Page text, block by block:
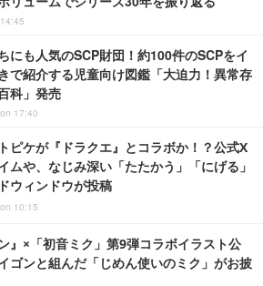
にも人気のSCP財団！約100件のSCPをイ
で紹介する児童向け図鑑「大迫力！異常存
科」発売
17:40
ピケが『ドラクエ』とコラボか！？公式X
ムや、なじみ深い「たたかう」「にげる」
ウィンドウが投稿
10:15
』×「初音ミク」第9弾コラボイラスト公
ゴンと組んだ「じめん使いのミク」がお披